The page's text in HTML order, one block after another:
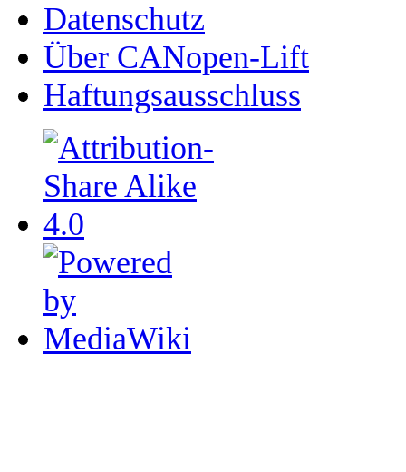
Datenschutz
Über CANopen-Lift
Haftungsausschluss